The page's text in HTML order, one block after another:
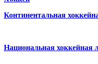
Континентальная
Национальная хоккейная